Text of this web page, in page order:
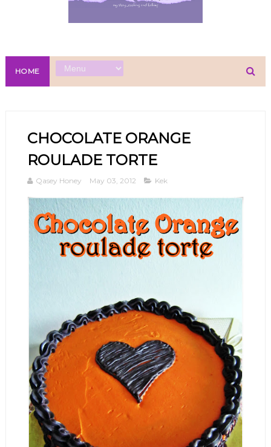
HOME
CHOCOLATE ORANGE
ROULADE TORTE
Qasey Honey May 03, 2012 Kek